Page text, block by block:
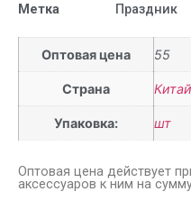
Метка
Праздник
Оптовая цена 55
Страна Китай
Упаковка: шт
Оптовая цена действует
аксессуаров к ним на